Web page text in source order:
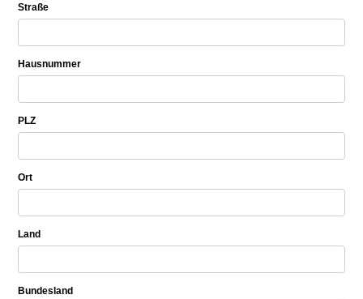
Straße
Hausnummer
PLZ
Ort
Land
Bundesland